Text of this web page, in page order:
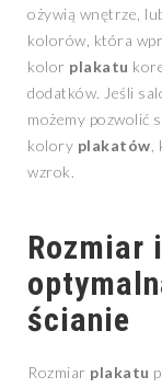
ożywią wnętrze,
kolorów, która
kolor plakatu
dodatków. Jeśli
możemy pozwolić
kolory plakatów
wzrok.
Rozmiar
ścianie
Rozmiar plakatu